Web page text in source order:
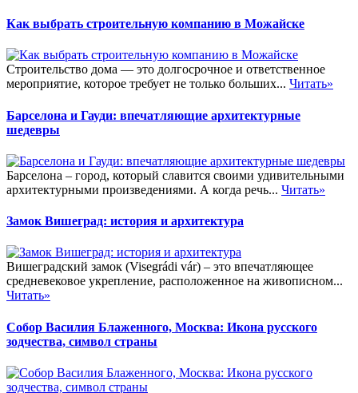
Как выбрать строительную компанию в Можайске
Строительство дома — это долгосрочное и ответственное
мероприятие, которое требует не только больших... Читать»
Барселона и Гауди: впечатляющие архитектурные
шедевры
Барселона – город, который славится своими удивительными
архитектурными произведениями. А когда речь... Читать»
Замок Вишеград: история и архитектура
Вишеградский замок (Visegrádi vár) – это впечатляющее
средневековое укрепление, расположенное на живописном...
Читать»
Собор Василия Блаженного, Москва: Икона русского
зодчества, символ страны